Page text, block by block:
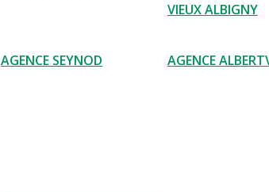
VIEUX ALBIGNY
AGENCE SEYNOD AGENCE